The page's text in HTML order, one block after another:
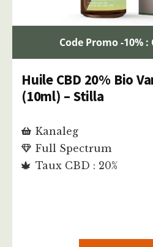
Code Promo -10% :
Huile CBD 20% Bio
(10ml) – Stilla
Kanaleg
Full Spectrum
Taux CBD : 20%